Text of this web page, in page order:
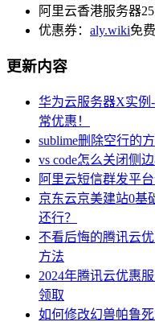
阿里云香港服务器
优惠券： aly.wiki免
更新内容
华为云服务器X实例
常优惠！
sublime删除空行的
vs code怎么关闭侧边
阿里云短信群发平
京东云京美建站0基
还行？
不看后悔的腾讯云
方法
2024年腾讯云优惠
领取
如何修改幻兽帕鲁